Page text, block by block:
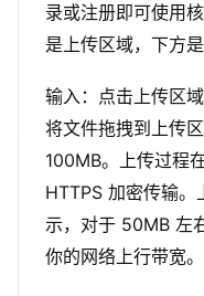
录或注册即可使用
是上传区域，下方
输入：点击上传区
将文件拖拽到上传
100MB。上传过程
HTTPS 加密传输。
示，对于 50MB 左
你的网络上行带宽。